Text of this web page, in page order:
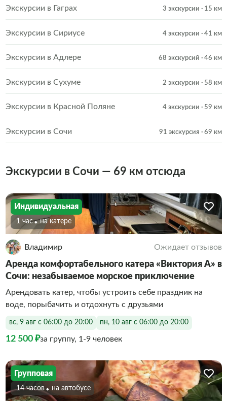
Экскурсии в Гаграх 3 экскурсии · 15 км
Экскурсии в Сириусе 4 экскурсии · 41 км
Экскурсии в Адлере 68 экскурсий · 46 км
Экскурсии в Сухуме 2 экскурсии · 58 км
Экскурсии в Красной Поляне 4 экскурсии · 59 км
Экскурсии в Сочи 91 экскурсия · 69 км
Экскурсии в Сочи — 69 км отсюда
Индивидуальная
1 час На катере
Владимир Ожидает отзывов
Аренда комфортабельного катера «Виктория А» в
Сочи: незабываемое морское приключение
Арендовать катер, чтобы устроить себе праздник на
воде, порыбачить и отдохнуть с друзьями
вс, 9 авг с 06:00 до 20:00 пн, 10 авг с 06:00 до 20:00
12 500 ₽за группу, 1-9 человек
Групповая
14 часов На автобусе